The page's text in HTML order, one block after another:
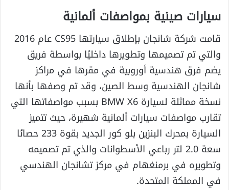
سيارات صينية بمواصفات ألمانية
قامت شركة شانجان بإطلاق سيارتها CS95 عام 2016
والتي تم تصميمها وتطويرها داخليًا بواسطة فريق
يضم فرق هندسية أوروبية في مقرها في مراكز
شانجان الهندسية وسط الصين، وقد تم وصفها بأنها
نسخة مماثلة لسيارة BMW X6 بسبب مواصفاتها التي
تقارب مواصفات سيارات ألمانية شهيرة، حيث تتميز
السيارة بمحرك البنزين بلو كور الجديد بقوة 233 حصانًا
سعة 2.0 لتر رباعي الأسطوانات والذي تم تصميمه
وتطويره في برمنغهام في مركز تشانجان الهندسي
في المملكة المتحدة.